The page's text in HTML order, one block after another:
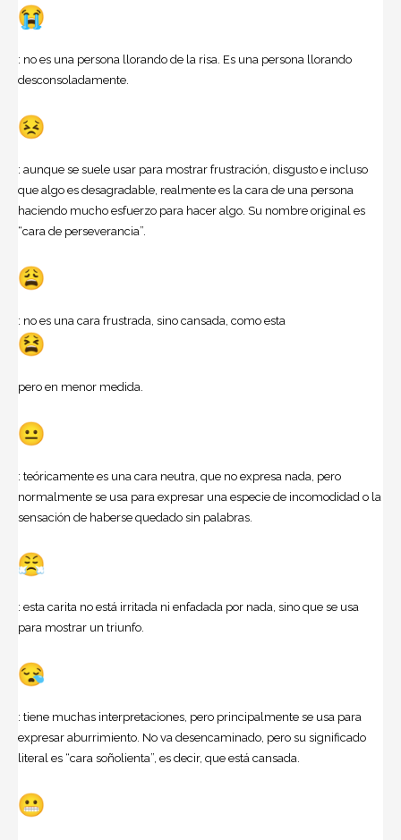
: no es una persona llorando de la risa. Es una persona llorando
desconsoladamente.
: aunque se suele usar para mostrar frustración, disgusto e incluso
que algo es desagradable, realmente es la cara de una persona
haciendo mucho esfuerzo para hacer algo. Su nombre original es
“cara de perseverancia”.
: no es una cara frustrada, sino cansada, como esta
pero en menor medida.
: teóricamente es una cara neutra, que no expresa nada, pero
normalmente se usa para expresar una especie de incomodidad o la
sensación de haberse quedado sin palabras.
: esta carita no está irritada ni enfadada por nada, sino que se usa
para mostrar un triunfo.
: tiene muchas interpretaciones, pero principalmente se usa para
expresar aburrimiento. No va desencaminado, pero su significado
literal es “cara soñolienta”, es decir, que está cansada.